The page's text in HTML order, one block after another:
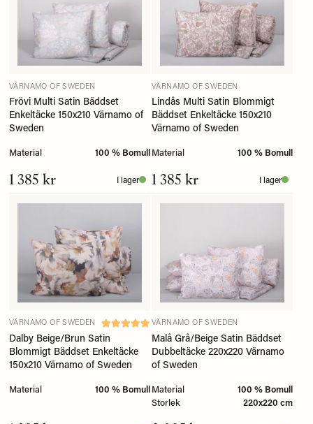
VÄRNAMO OF SWEDEN
Frövi Multi Satin Bäddset
Enkeltäcke 150x210 Värnamo of
Sweden
Material 100 % Bomull
1 385 kr I lager
VÄRNAMO OF SWEDEN
Lindås Multi Satin Blommigt
Bäddset Enkeltäcke 150x210
Värnamo of Sweden
Material 100 % Bomull
1 385 kr I lager
VÄRNAMO OF SWEDEN
Dalby Beige/Brun Satin
Blommigt Bäddset Enkeltäcke
150x210 Värnamo of Sweden
Material 100 % Bomull
VÄRNAMO OF SWEDEN
Malå Grå/Beige Satin Bäddset
Dubbeltäcke 220x220 Värnamo
of Sweden
Material
100 % Bomull
Storlek
220x220 cm